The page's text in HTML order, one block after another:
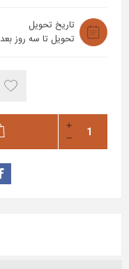
تاریخ تحویل
تحویل تا سه روز بعد